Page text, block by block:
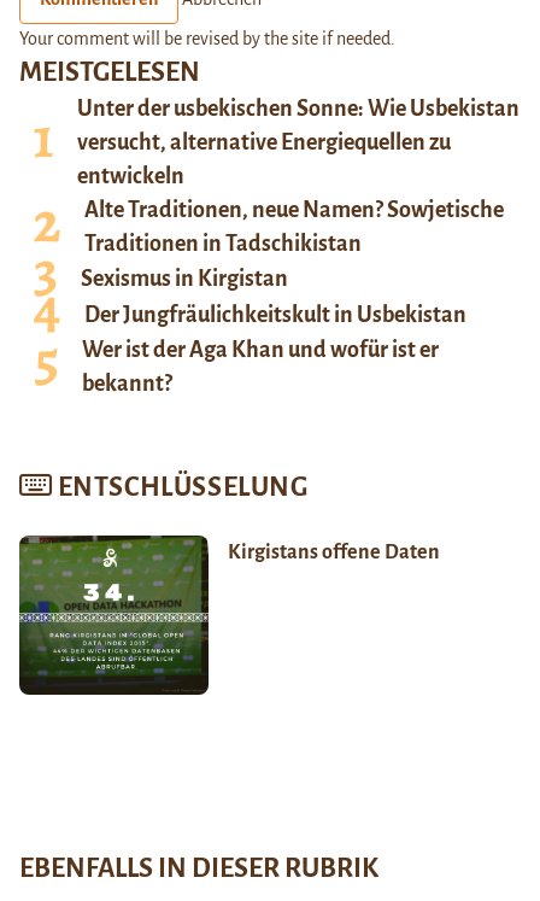
MEISTGELESEN
Unter der usbekischen Sonne: Wie Usbekistan
versucht, alternative Energiequellen zu
entwickeln
Alte Traditionen, neue Namen? Sowjetische
Traditionen in Tadschikistan
Sexismus in Kirgistan
Der Jungfräulichkeitskult in Usbekistan
Wer ist der Aga Khan und wofür ist er
bekannt?
ENTSCHLÜSSELUNG
Kirgistans offene Daten
Your comment will be revised by the site if needed.
EBENFALLS IN DIESER RUBRIK